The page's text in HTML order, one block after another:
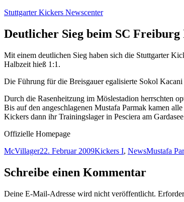
Zum
springen
Stuttgarter Kickers Newscenter
Deutlicher Sieg beim SC
Mit einem deutlichen Sieg haben sich die Stuttgarter
Halbzeit hieß 1:1.
Die Führung für die Breisgauer egalisierte Sokol
Durch die Rasenheitzung im Möslestadion herrschten
Bis auf den angeschlagenen Mustafa Parmak kamen
Kickers dann ihr Trainingslager in Pesciera am
Offizielle Homepage
Autor
McVillagerVeröffentlicht
22. Februar 2009Kategorien
Kickers I, NewsMustafa
Schreibe einen Kommentar
Deine E-Mail-Adresse wird nicht veröffentlicht.